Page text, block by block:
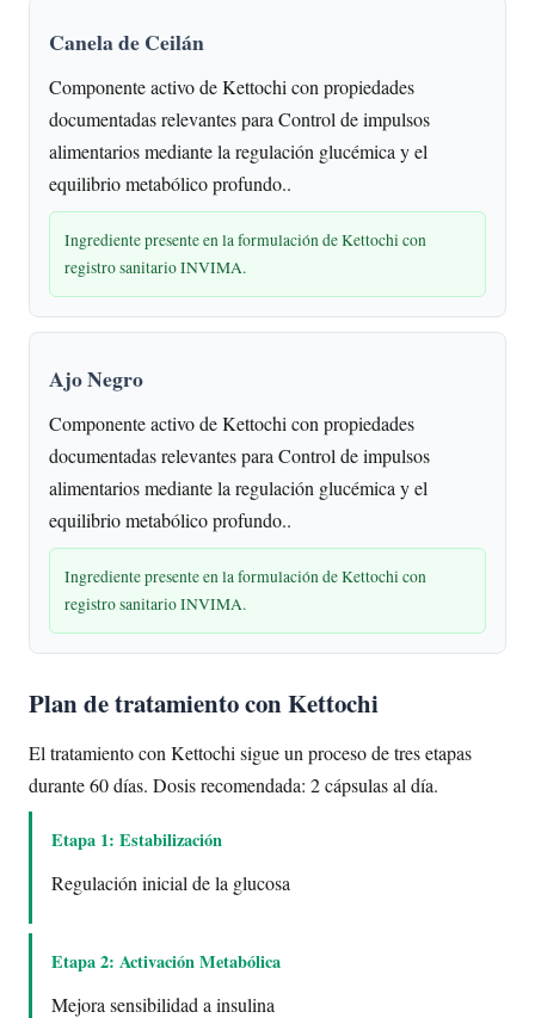
Canela de Ceilán
Componente activo de Kettochi con propiedades
documentadas relevantes para Control de impulsos
alimentarios mediante la regulación glucémica y el
equilibrio metabólico profundo..
Ingrediente presente en la formulación de Kettochi con
registro sanitario INVIMA.
Ajo Negro
Componente activo de Kettochi con propiedades
documentadas relevantes para Control de impulsos
alimentarios mediante la regulación glucémica y el
equilibrio metabólico profundo..
Ingrediente presente en la formulación de Kettochi con
registro sanitario INVIMA.
Plan de tratamiento con Kettochi
El tratamiento con Kettochi sigue un proceso de tres etapas
durante 60 días. Dosis recomendada: 2 cápsulas al día.
Etapa 1: Estabilización
Regulación inicial de la glucosa
Etapa 2: Activación Metabólica
Mejora sensibilidad a insulina